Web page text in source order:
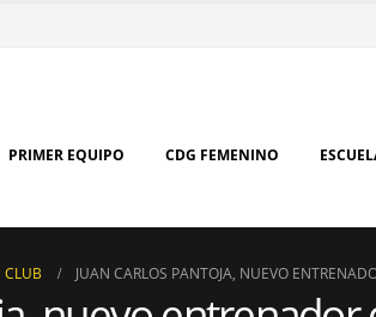
PRIMER EQUIPO CDG FEMENINO
CLUB JUAN CARLOS PANTOJA, NUEVO